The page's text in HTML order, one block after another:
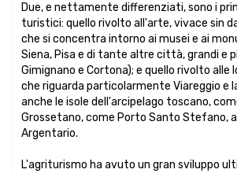
Due, e nettamente differenziati, sono i
turistici: quello rivolto all'arte, vivace sin
che si concentra intorno ai musei e ai
Siena, Pisa e di tante altre città, grandi e
Gimignano e Cortona); e quello rivolto alle
che riguarda particolarmente Viareggio e
anche le isole dell'arcipelago toscano,
Grossetano, come Porto Santo Stefano,
Argentario.
L'agriturismo ha avuto un gran sviluppo